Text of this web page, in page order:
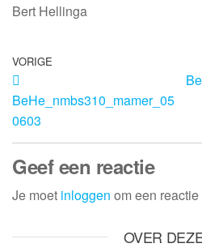
Bert Hellinga
VORIGE
BeHe_nmbs310_mamer_05
0603
Geef een reactie
Je moet inloggen om een
OVER